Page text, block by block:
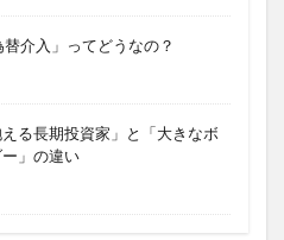
介入」ってどうなの？
る長期投資家」と「大きなボ
」の違い